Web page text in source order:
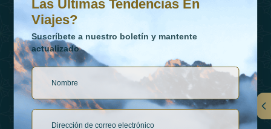
Vínculos
Las Últimas Tendencias En
Viajes?
Suscríbete a nuestro boletín y mantente
actualizado